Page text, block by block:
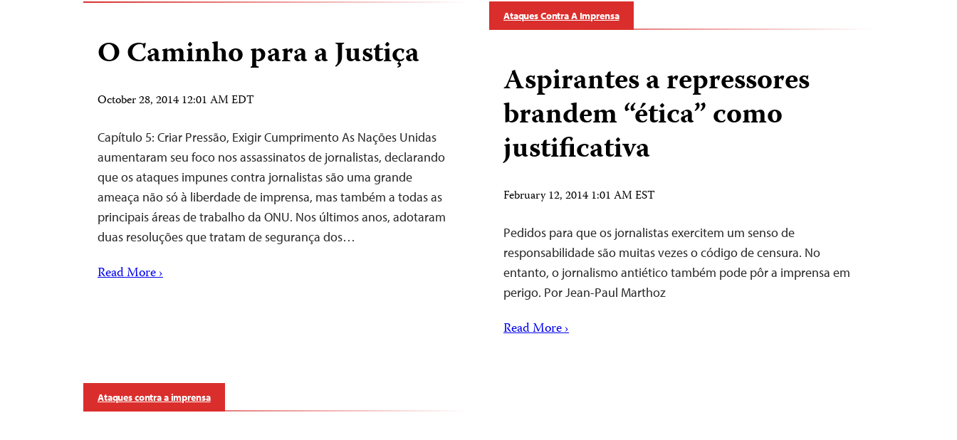
O Caminho para a Justiça
October 28, 2014 12:01 AM EDT
Capítulo 5: Criar Pressão, Exigir Cumprimento As Nações Unidas
aumentaram seu foco nos assassinatos de jornalistas, declarando
que os ataques impunes contra jornalistas são uma grande
ameaça não só à liberdade de imprensa, mas também a todas as
principais áreas de trabalho da ONU. Nos últimos anos, adotaram
duas resoluções que tratam de segurança dos…
Read More ›
Ataques Contra A Imprensa
Aspirantes a repressores
brandem “ética” como
justificativa
February 12, 2014 1:01 AM EST
Pedidos para que os jornalistas exercitem um senso de
responsabilidade são muitas vezes o código de censura. No
entanto, o jornalismo antiético também pode pôr a imprensa em
perigo. Por Jean-Paul Marthoz
Read More ›
Ataques contra a imprensa